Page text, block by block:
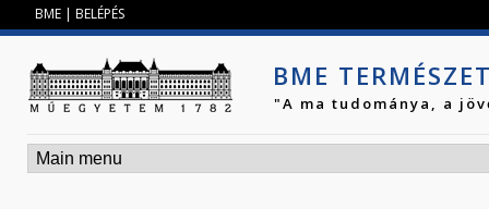
BME | BELÉPÉS
BME
"A ma tudománya, a